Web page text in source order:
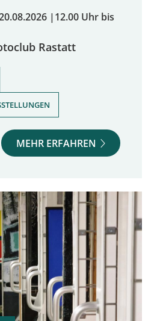
| 12.00 Uhr bis
Rastatt
MEHR ERFAHREN